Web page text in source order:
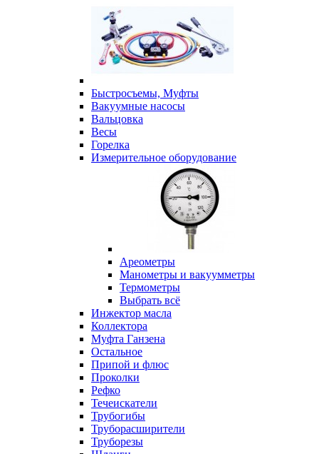
Быстросъемы, Муфты
Вакуумные насосы
Вальцовка
Весы
Горелка
Измерительное оборудование
Ареометры
Манометры и вакуумметры
Термометры
Выбрать всё
Инжектор масла
Коллектора
Муфта Ганзена
Остальное
Припой и флюс
Проколки
Рефко
Течеискатели
Трубогибы
Труборасширители
Труборезы